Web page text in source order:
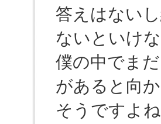
答えはない
ないといけ
僕の中でま
があると向
そうですよ